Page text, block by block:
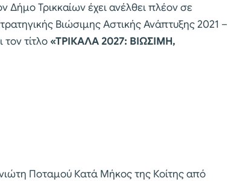
Δήμο Τρικκαίων έχει ανέλθει πλέον σε
Βιώσιμης Αστικής Ανάπτυξης 2021 –
τον τίτλο«ΤΡΙΚΑΛΑ 2027: ΒΙΩΣΙΜΗ,
Ποταμού Κατά Μήκος της Κοίτης από